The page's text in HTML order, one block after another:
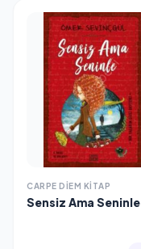
CARPE DIEM KITAP
Sensiz Ama Seninle